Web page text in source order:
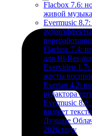
Flacbox 7.6:
живой
Evermusic 8.7:
Flacbox 7.4:
для Hi-Res-
Evervideo 1.7:
жесты
Evertag 4.2:
редактора
Evermusic
виджет
Лучшие
2026 году